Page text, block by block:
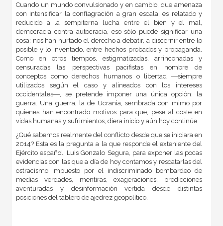
Cuando un mundo convulsionado y en cambio, que amenaza
con intensificar la conflagración a gran escala, es relatado y
reducido a la sempiterna lucha entre el bien y el mal,
democracia contra autocracia, eso sólo puede significar una
cosa: nos han hurtado el derecho a debatir, a discernir entre lo
posible y lo inventado, entre hechos probados y propaganda.
Como en otros tiempos, estigmatizadas, arrinconadas y
censuradas las perspectivas pacifistas en nombre de
conceptos como derechos humanos o libertad ―siempre
utilizados según el caso y alineados con los intereses
occidentales―, se pretende imponer una única opción: la
guerra. Una guerra, la de Ucrania, sembrada con mimo por
quienes han encontrado motivos para que, pese al coste en
vidas humanas y sufrimientos, diera inicio y aún hoy continúe.
¿Qué sabemos realmente del conflicto desde que se iniciara en
2014? Esta es la pregunta a la que responde el exteniente del
Ejército español, Luis Gonzalo Segura, para exponer las pocas
evidencias con las que a día de hoy contamos y rescatarlas del
ostracismo impuesto por el indiscriminado bombardeo de
medias verdades, mentiras, exageraciones, predicciones
aventuradas y desinformación vertida desde distintas
posiciones del tablero de ajedrez geopolítico.